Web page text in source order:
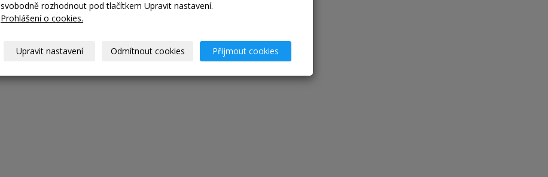
svobodně rozhodnout pod tlačítkem Upravit nastavení.
Prohlášení o cookies.
Upravit nastavení Odmítnout cookies Přijmout cookies